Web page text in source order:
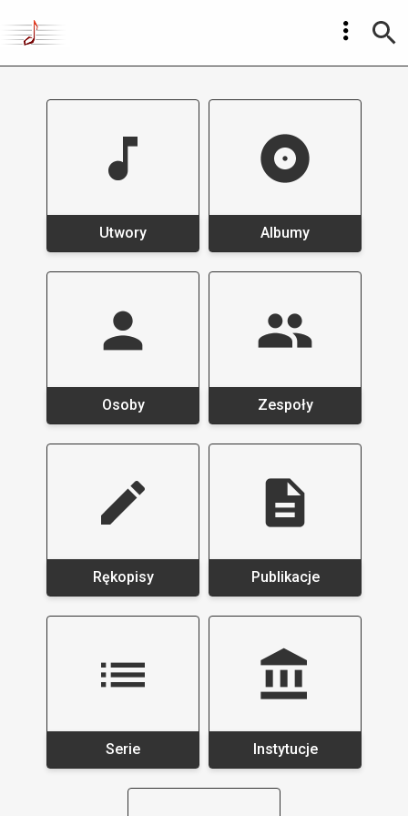
Utwory Albumy
Osoby Zespoły
Rękopisy Publikacje
Serie Instytucje